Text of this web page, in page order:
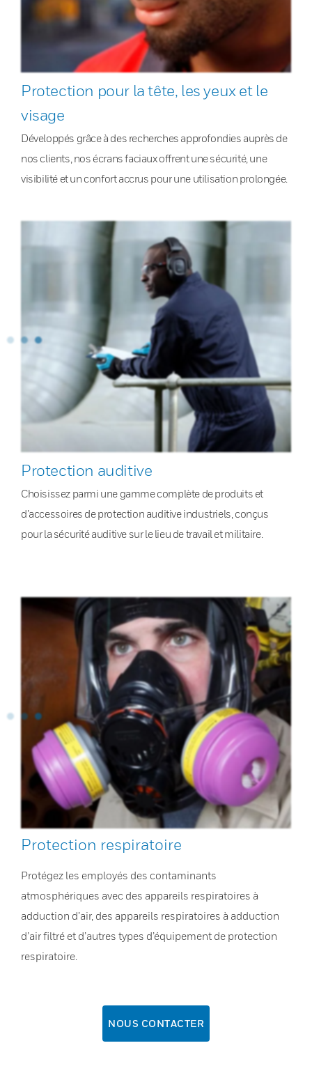
Protection pour la tête, les yeux et le
visage
Développés grâce à des recherches approfondies auprès de
nos clients, nos écrans faciaux offrent une sécurité, une
visibilité et un confort accrus pour une utilisation prolongée.
Protection auditive
Choisissez parmi une gamme complète de produits et
d’accessoires de protection auditive industriels, conçus
pour la sécurité auditive sur le lieu de travail et militaire.
Protection respiratoire
Protégez les employés des contaminants
atmosphériques avec des appareils respiratoires à
adduction d’air, des appareils respiratoires à adduction
d’air filtré et d’autres types d’équipement de protection
respiratoire.
NOUS CONTACTER